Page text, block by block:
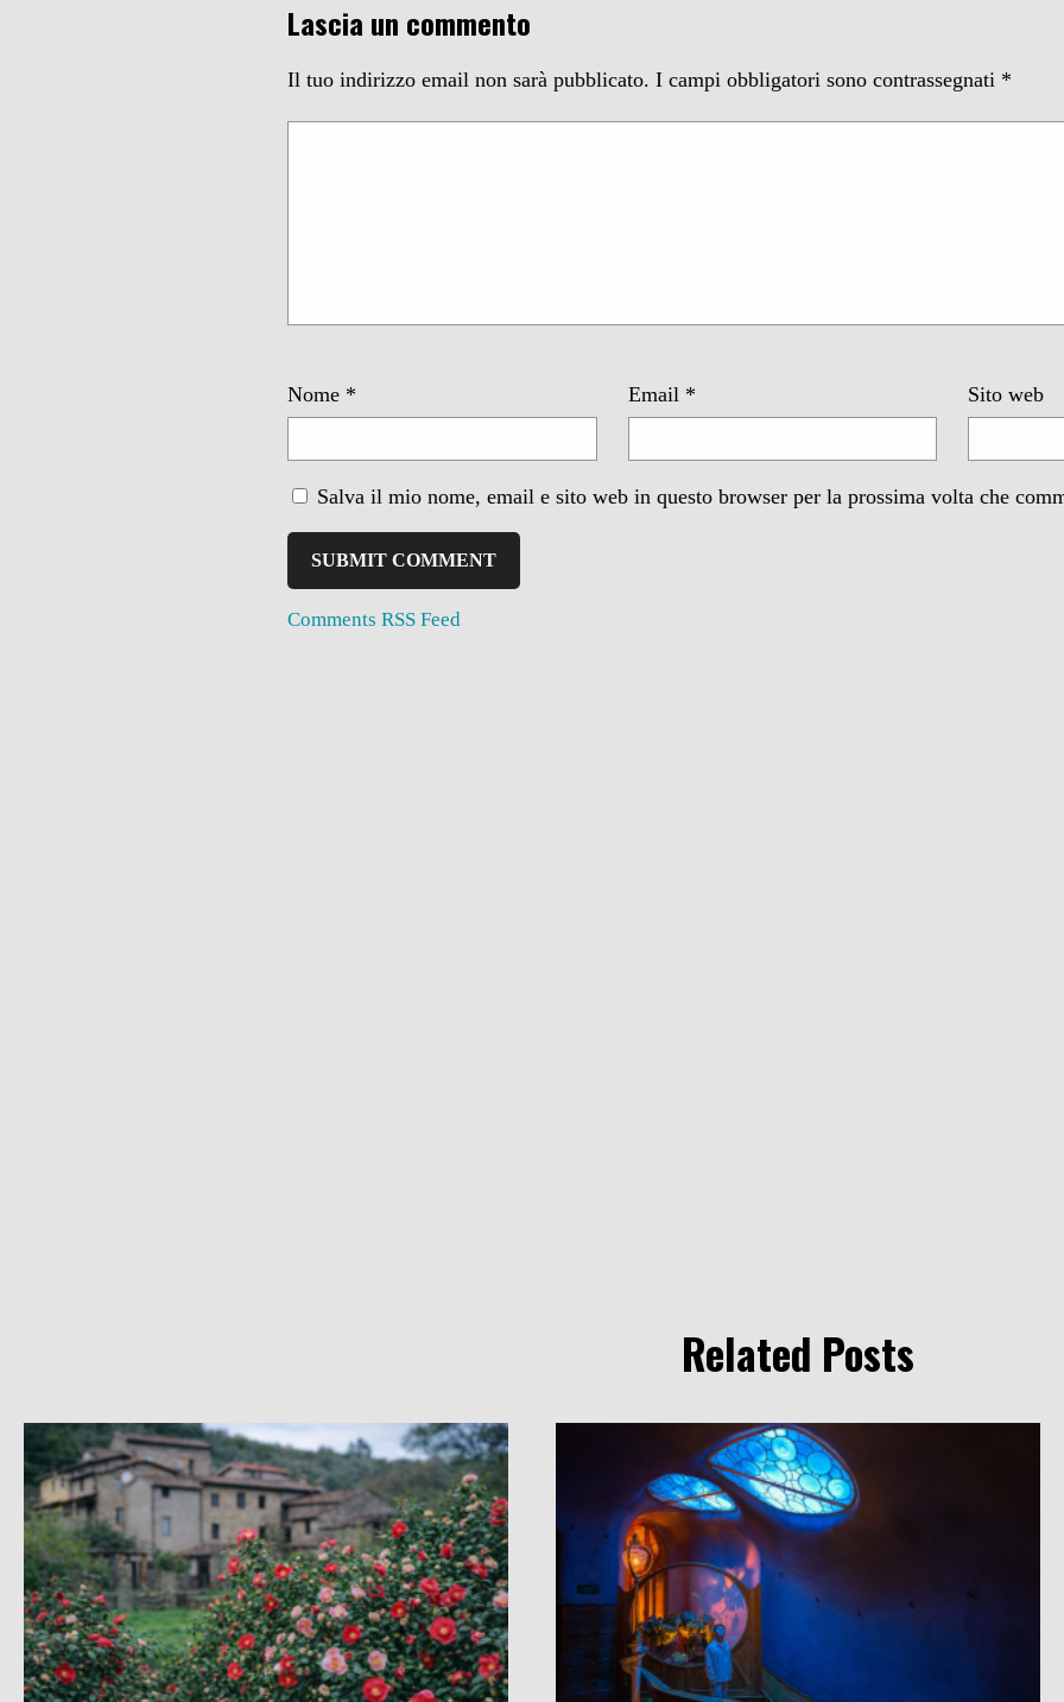
Lascia un commento
Il tuo indirizzo email non sarà pubblicato. I campi obbligatori sono contrassegnati *
Nome * Email * Sito web
Salva il mio nome, email e sito web in questo browser per la prossima volta che
Comments RSS Feed
Related Posts